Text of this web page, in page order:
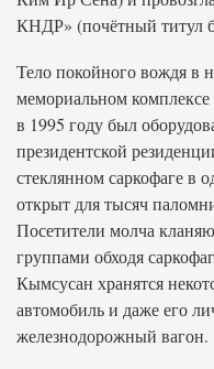
КНДР» (почётный титул
Тело покойного вождя в
мемориальном
в 1995 году был
президентской
стеклянном саркофаге в
открыт для тысяч
Посетители молча
группами обходя
Кымсусан хранятся
автомобиль и даже его
железнодорожный вагон.